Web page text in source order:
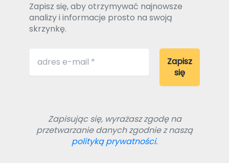
Zapisz się, aby otrzymywać najnowsze
analizy i informacje prosto na swoją
skrzynkę.
Zapisując się, wyrażasz zgodę na
przetwarzanie danych zgodnie z naszą
polityką prywatności.